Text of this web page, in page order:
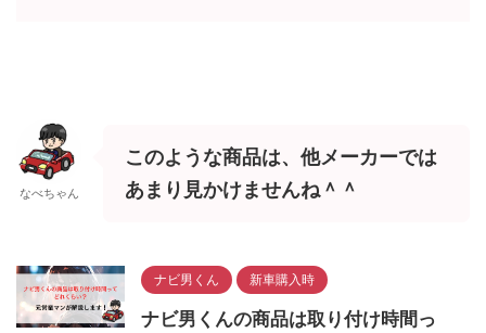
なべちゃん
このような商品は、他メーカーでは
あまり見かけませんね＾＾
ナビ男くん 新車購入時
ナビ男くんの商品は取り付け時間っ